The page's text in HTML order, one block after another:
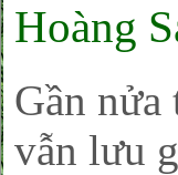
Hoàng
Gần
vẫn lưu